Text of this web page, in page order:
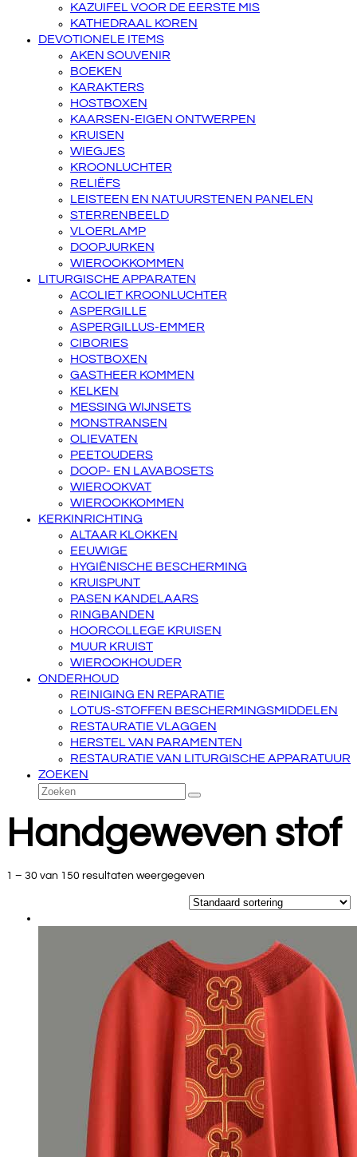
KAZUIFEL VOOR DE EERSTE MIS
KATHEDRAAL KOREN
DEVOTIONELE ITEMS
AKEN SOUVENIR
BOEKEN
KARAKTERS
HOSTBOXEN
KAARSEN-EIGEN ONTWERPEN
KRUISEN
WIEGJES
KROONLUCHTER
RELIËFS
LEISTEEN EN NATUURSTENEN PANELEN
STERRENBEELD
VLOERLAMP
DOOPJURKEN
WIEROOKKOMMEN
LITURGISCHE APPARATEN
ACOLIET KROONLUCHTER
ASPERGILLE
ASPERGILLUS-EMMER
CIBORIES
HOSTBOXEN
GASTHEER KOMMEN
KELKEN
MESSING WIJNSETS
MONSTRANSEN
OLIEVATEN
PEETOUDERS
DOOP- EN LAVABOSETS
WIEROOKVAT
WIEROOKKOMMEN
KERKINRICHTING
ALTAAR KLOKKEN
EEUWIGE
HYGIËNISCHE BESCHERMING
KRUISPUNT
PASEN KANDELAARS
RINGBANDEN
HOORCOLLEGE KRUISEN
MUUR KRUIST
WIEROOKHOUDER
ONDERHOUD
REINIGING EN REPARATIE
LOTUS-STOFFEN BESCHERMINGSMIDDELEN
RESTAURATIE VLAGGEN
HERSTEL VAN PARAMENTEN
RESTAURATIE VAN LITURGISCHE APPARATUUR
ZOEKEN
Zoeken
Verzenden
Handgeweven stof
1 – 30 van 150 resultaten weergegeven